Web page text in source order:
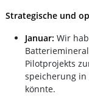
Strategische und
Januar: Wir
Pilotprojekts
speicherung in
könnte.